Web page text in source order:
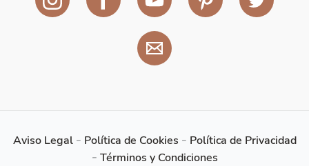
Aviso Legal- Política de Cookies - Política de Privacidad
- Términos y Condiciones